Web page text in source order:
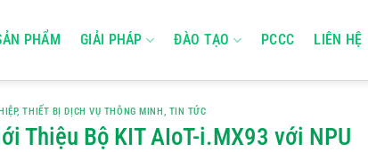
PHẨM GIẢI PHÁP ĐÀO TẠO PCCC LIÊN HỆ
,THIẾT BỊ DỊCH VỤ THÔNG MINH, TIN TỨC
Thiệu Bộ KIT AIoT-i.MX93 với NPU